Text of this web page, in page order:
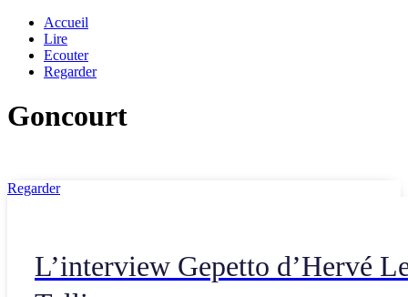
Accueil
Lire
Ecouter
Regarder
Goncourt
Regarder
L’interview Gepetto d’Hervé